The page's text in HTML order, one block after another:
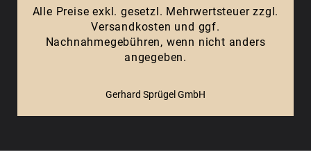
Alle Preise exkl. gesetzl. Mehrwertsteuer zzgl.
Versandkosten und ggf.
Nachnahmegebühren, wenn nicht anders
angegeben.
Gerhard Sprügel GmbH